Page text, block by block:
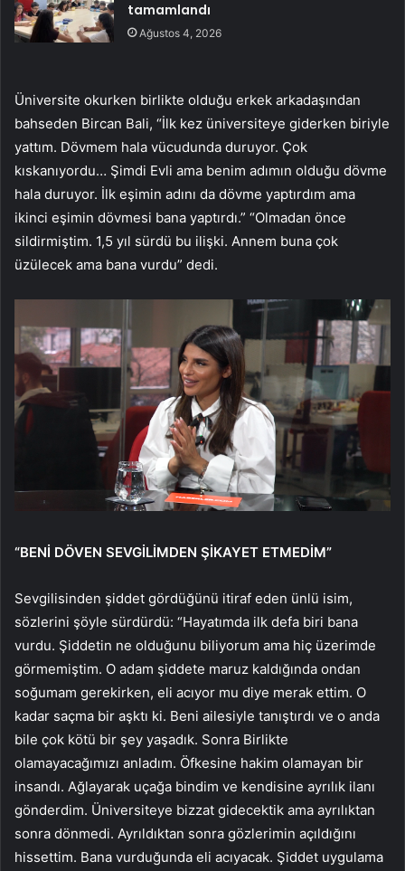
tamamlandı
Ağustos 4, 2026
Üniversite okurken birlikte olduğu erkek arkadaşından
bahseden Bircan Bali, “İlk kez üniversiteye giderken biriyle
yattım. Dövmem hala vücudunda duruyor. Çok
kıskanıyordu… Şimdi Evli ama benim adımın olduğu dövme
hala duruyor. İlk eşimin adını da dövme yaptırdım ama
ikinci eşimin dövmesi bana yaptırdı.” “Olmadan önce
sildirmiştim. 1,5 yıl sürdü bu ilişki. Annem buna çok
üzülecek ama bana vurdu” dedi.
“BENİ DÖVEN SEVGİLİMDEN ŞİKAYET ETMEDİM”
Sevgilisinden şiddet gördüğünü itiraf eden ünlü isim,
sözlerini şöyle sürdürdü: “Hayatımda ilk defa biri bana
vurdu. Şiddetin ne olduğunu biliyorum ama hiç üzerimde
görmemiştim. O adam şiddete maruz kaldığında ondan
soğumam gerekirken, eli acıyor mu diye merak ettim. O
kadar saçma bir aşktı ki. Beni ailesiyle tanıştırdı ve o anda
bile çok kötü bir şey yaşadık. Sonra Birlikte
olamayacağımızı anladım. Öfkesine hakim olamayan bir
insandı. Ağlayarak uçağa bindim ve kendisine ayrılık ilanı
gönderdim. Üniversiteye bizzat gidecektik ama ayrılıktan
sonra dönmedi. Ayrıldıktan sonra gözlerimin açıldığını
hissettim. Bana vurduğunda eli acıyacak. Şiddet uygulama